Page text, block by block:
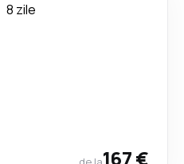
8 zile
167 €